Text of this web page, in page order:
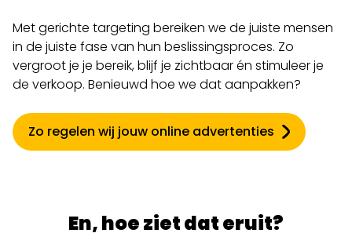
Met gerichte targeting bereiken we de juiste mensen
in de juiste fase van hun beslissingsproces. Zo
vergroot je je bereik, blijf je zichtbaar én stimuleer je
de verkoop. Benieuwd hoe we dat aanpakken?
Zo regelen wij jouw online advertenties
En, hoe ziet dat eruit?